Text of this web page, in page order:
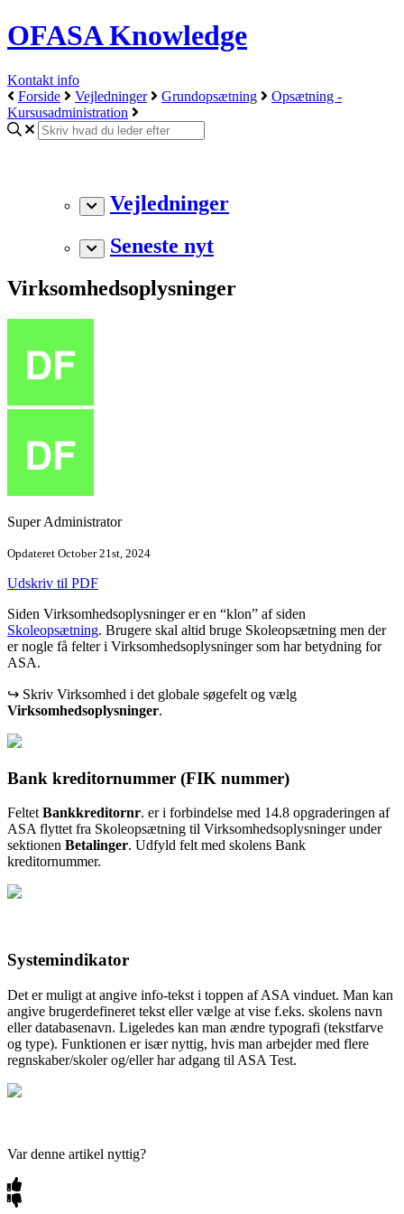
OFASA Knowledge
Kontakt info
Forside
Vejledninger Grundopsætning
Opsætning -
Kursusadministration
Vejledninger
Seneste nyt
Virksomhedsoplysninger
Super Administrator
Opdateret October 21st, 2024
Udskriv til PDF
Siden Virksomhedsoplysninger er en “klon” af siden
Skoleopsætning. Brugere skal altid bruge Skoleopsætning men der
er nogle få felter i Virksomhedsoplysninger som har betydning for
ASA.
↪ Skriv Virksomhed i det globale søgefelt og vælg
Virksomhedsoplysninger.
Bank kreditornummer (FIK nummer)
Feltet Bankkreditornr. er i forbindelse med 14.8 opgraderingen af
ASA flyttet fra Skoleopsætning til Virksomhedsoplysninger under
sektionen Betalinger. Udfyld felt med skolens Bank
kreditornummer.
Systemindikator
Det er muligt at angive info-tekst i toppen af ASA vinduet. Man kan
angive brugerdefineret tekst eller vælge at vise f.eks. skolens navn
eller databasenavn. Ligeledes kan man ændre typografi (tekstfarve
og type). Funktionen er især nyttig, hvis man arbejder med flere
regnskaber/skoler og/eller har adgang til ASA Test.
Var denne artikel nyttig?